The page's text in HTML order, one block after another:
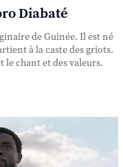
Diabaté
de Guinée. Il est né
à la caste des griots.
le chant et des valeurs.